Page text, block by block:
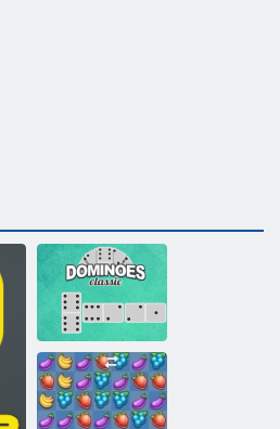
Domino Klasik